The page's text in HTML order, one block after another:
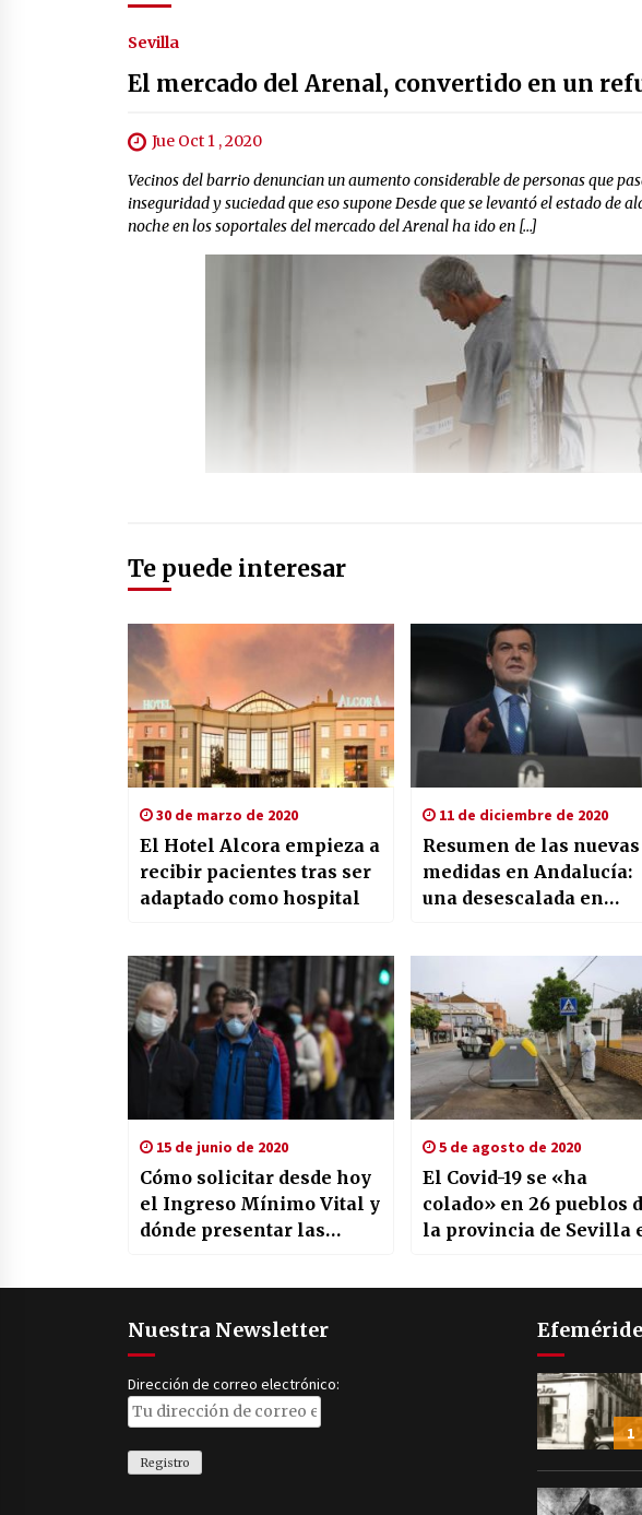
Sevilla
El mercado del Arenal, convertido en un
Jue Oct 1 , 2020
Vecinos del barrio denuncian un aumento considerable de personas que
inseguridad y suciedad que eso supone Desde que se levantó el estado de
noche en los soportales del mercado del Arenal ha ido en […]
Te puede interesar
30 de marzo de 2020
El Hotel Alcora empieza a
recibir pacientes tras ser
adaptado como hospital
11 de diciembre de 2020
Resumen de las nuevas
medidas en Andalucía:
una desescalada en
15 de junio de 2020
Cómo solicitar desde hoy
el Ingreso Mínimo Vital y
dónde presentar las
5 de agosto de 2020
El Covid-19 se «ha
colado» en 26 pueblos
la provincia de Sevilla
Nuestra Newsletter
Dirección de correo electrónico:
1